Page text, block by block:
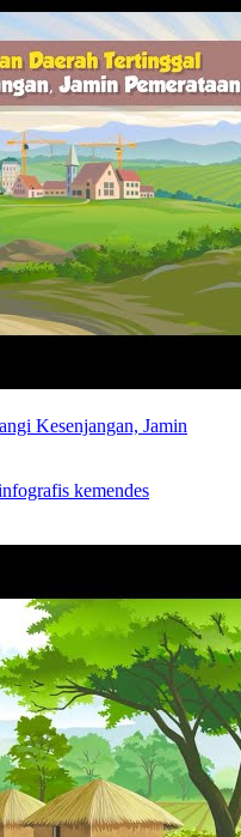
Kesenjangan, Jamin
kemendes